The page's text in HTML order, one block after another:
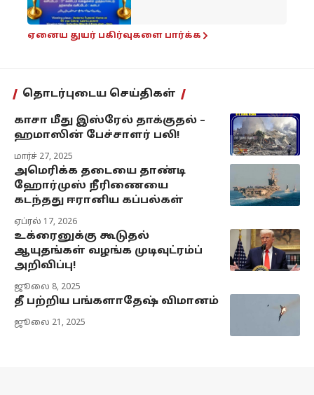
ஏனைய துயர் பகிர்வுகளை பார்க்க
தொடர்புடைய செய்திகள்
காசா மீது இஸ்ரேல் தாக்குதல் –
ஹமாஸின் பேச்சாளர் பலி!
மார்ச் 27, 2025
அமெரிக்க தடையை தாண்டி
ஹோர்முஸ் நீரிணையை
கடந்தது ஈரானிய கப்பல்கள்
ஏப்ரல் 17, 2026
உக்ரைனுக்கு கூடுதல்
ஆயுதங்கள் வழங்க முடிவுட்ரம்ப்
அறிவிப்பு!
ஜூலை 8, 2025
தீ பற்றிய பங்களாதேஷ் விமானம்
ஜூலை 21, 2025